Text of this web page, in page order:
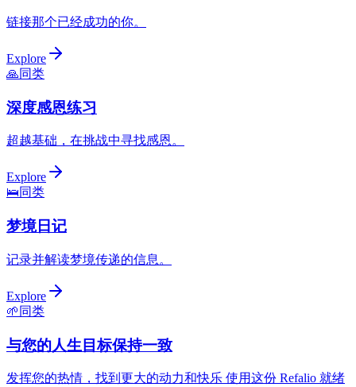
链接那个已经成功的你。
Explore
🙏同类
深度感恩练习
超越基础，在挑战中寻找感恩。
Explore
🛌同类
梦境日记
记录并解读梦境传递的信息。
Explore
🌱 同类
与您的人生目标保持一致
发挥您的热情，找到更大的动力和快乐 使用这份 Refalio 就绪